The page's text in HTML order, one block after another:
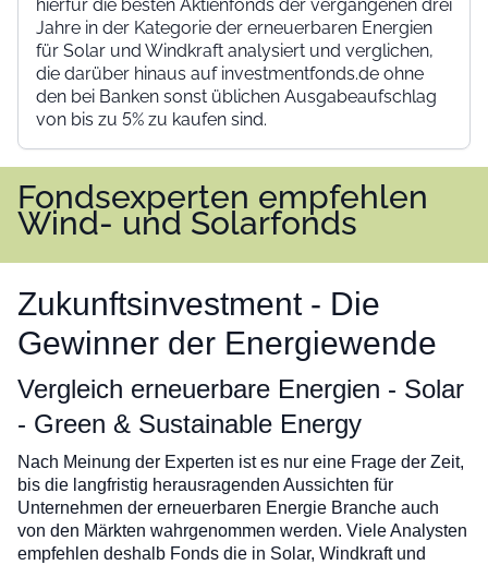
hierfür die besten Aktienfonds der vergangenen drei
Jahre in der Kategorie der erneuerbaren Energien
für Solar und Windkraft analysiert und verglichen,
die darüber hinaus auf investmentfonds.de ohne
den bei Banken sonst üblichen Ausgabeaufschlag
von bis zu 5% zu kaufen sind.
Fondsexperten empfehlen
Wind- und Solarfonds
Zukunftsinvestment - Die
Gewinner der Energiewende
Vergleich erneuerbare Energien - Solar
- Green & Sustainable Energy
Nach Meinung der Experten ist es nur eine Frage der Zeit,
bis die langfristig herausragenden Aussichten für
Unternehmen der erneuerbaren Energie Branche auch
von den Märkten wahrgenommen werden. Viele Analysten
empfehlen deshalb Fonds die in Solar, Windkraft und